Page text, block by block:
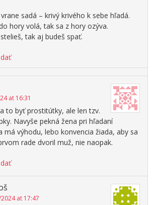
sadá – krivý krivého k sebe hľadá.
hory volá, tak sa z hory ozýva.
tak aj budeš spať.
at 16:31
to byť prostitútky, ale len tzv.
Navyše pekná žena pri hľadaní
má výhodu, lebo konvencia žiada, aby sa
rade dvoril muž, nie naopak.
at 17:47